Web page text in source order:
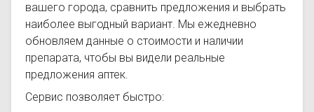
вашего города, сравнить предложения и выбрать
наиболее выгодный вариант. Мы ежедневно
обновляем данные о стоимости и наличии
препарата, чтобы вы видели реальные
предложения аптек.
Сервис позволяет быстро: